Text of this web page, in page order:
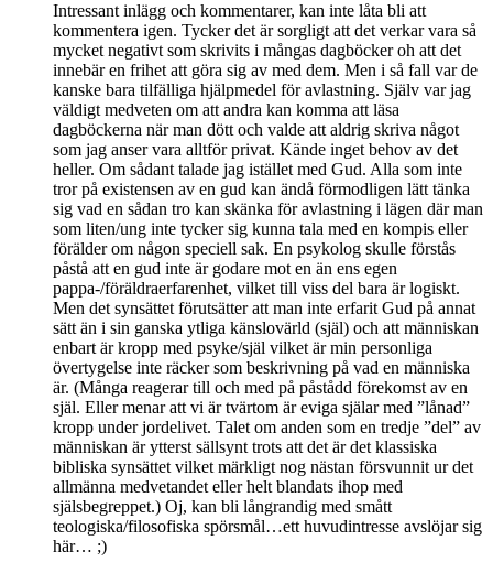
Intressant inlägg och kommentarer, kan inte låta bli att
kommentera igen. Tycker det är sorgligt att det verkar vara så
mycket negativt som skrivits i mångas dagböcker oh att det
innebär en frihet att göra sig av med dem. Men i så fall var de
kanske bara tilfälliga hjälpmedel för avlastning. Själv var jag
väldigt medveten om att andra kan komma att läsa
dagböckerna när man dött och valde att aldrig skriva något
som jag anser vara alltför privat. Kände inget behov av det
heller. Om sådant talade jag istället med Gud. Alla som inte
tror på existensen av en gud kan ändå förmodligen lätt tänka
sig vad en sådan tro kan skänka för avlastning i lägen där man
som liten/ung inte tycker sig kunna tala med en kompis eller
förälder om någon speciell sak. En psykolog skulle förstås
påstå att en gud inte är godare mot en än ens egen
pappa-/föräldraerfarenhet, vilket till viss del bara är logiskt.
Men det synsättet förutsätter att man inte erfarit Gud på annat
sätt än i sin ganska ytliga känslovärld (själ) och att människan
enbart är kropp med psyke/själ vilket är min personliga
övertygelse inte räcker som beskrivning på vad en människa
är. (Många reagerar till och med på påstådd förekomst av en
själ. Eller menar att vi är tvärtom är eviga själar med ”lånad”
kropp under jordelivet. Talet om anden som en tredje ”del” av
människan är ytterst sällsynt trots att det är det klassiska
bibliska synsättet vilket märkligt nog nästan försvunnit ur det
allmänna medvetandet eller helt blandats ihop med
själsbegreppet.) Oj, kan bli långrandig med smått
teologiska/filosofiska spörsmål…ett huvudintresse avslöjar sig
här… ;)